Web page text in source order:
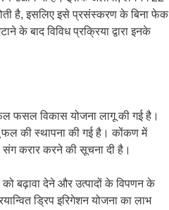
है, इसलिए इसे प्रसंस्करण के बिना फेक
के बाद विविध प्रक्रिया द्वारा इनके
फसल विकास योजना लागू की गई है।
फल की स्थापना की गई है। कोंकण में
संग करार करने की सूचना दी है।
बढ़ावा देने और उत्पादों के विपणन के
ड्रिप इरिगेशन योजना का लाभ